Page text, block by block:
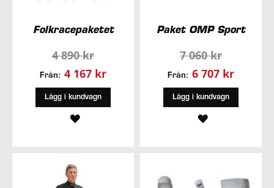
Folkracepaketet
4 890 kr
Från: 4 167 kr
Lägg i kundvagn
LÄGG
Paket OMP Sport
7 060 kr
Från: 6 707 kr
Lägg i kundvagn
LÄGG
ÖNSKELISTA